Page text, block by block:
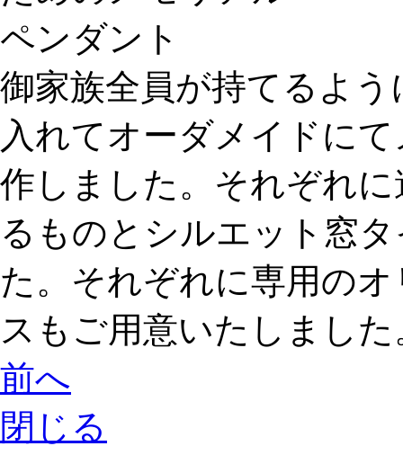
御家族全員が持てるよ
入れてオーダメイドに
作しました。それぞれ
るものとシルエット窓
た。それぞれに専用の
スもご用意いたしました
前へ
閉じる